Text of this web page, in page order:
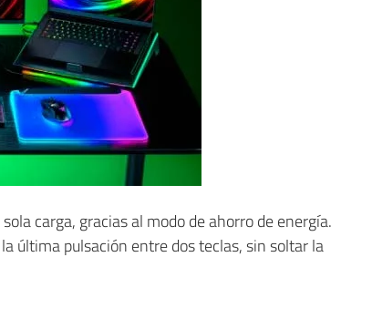
carga, gracias al modo de ahorro de energía.
última pulsación entre dos teclas, sin soltar la